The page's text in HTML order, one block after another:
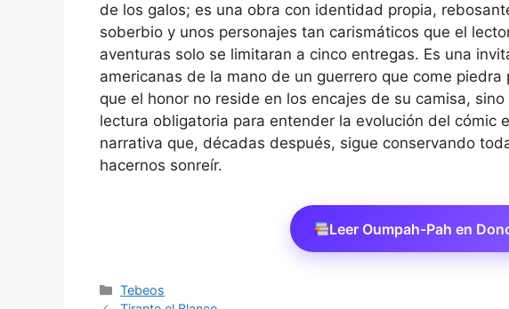
de los galos; es una obra con identidad propia,
soberbio y unos personajes tan carismáticos que el
aventuras solo se limitaran a cinco entregas. Es una
americanas de la mano de un guerrero que come
que el honor no reside en los encajes de su camisa,
lectura obligatoria para entender la evolución del cómic
narrativa que, décadas después, sigue conservando
hacernos sonreír.
Leer Oumpah-Pah en
Categorías
Tebeos